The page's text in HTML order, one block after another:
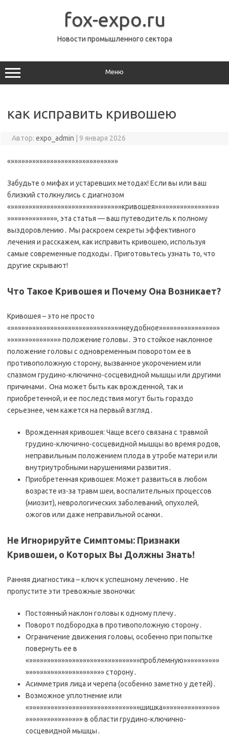
fox-expo.ru
Новости промышленного сектора
Меню
как исправить кривошею
Автор: expo_admin 9 января 2026
«»»»»»»»»»»»»»»»»»»»»»»»»»»»»»»
Забудьте о мифах и устаревших методах! Если вы или ваш
близкий столкнулись с диагнозом
«»»»»»»»»»»»»»»»»»»»»»»»»»»»»»»»кривошея»»»»»»»»»»»»»»»»»»
»»»»»»»»»»»»»», эта статья — ваш путеводитель к полному
выздоровлению․ Мы раскроем секреты эффективного
лечения и расскажем, как исправить кривошею, используя
самые современные подходы․ Приготовьтесь узнать то, что
другие скрывают!
Что Такое Кривошея и Почему Она Возникает?
Кривошея – это не просто
«»»»»»»»»»»»»»»»»»»»»»»»»»»»»»»»неудобное»»»»»»»»»»»»»»»»»
»»»»»»»»»»»»»»» положение головы․ Это стойкое наклонное
положение головы с одновременным поворотом ее в
противоположную сторону, вызванное укорочением или
спазмом грудино-ключично-сосцевидной мышцы или другими
причинами․ Она может быть как врожденной, так и
приобретенной, и ее последствия могут быть гораздо
серьезнее, чем кажется на первый взгляд․
Врожденная кривошея: Чаще всего связана с травмой
грудино-ключично-сосцевидной мышцы во время родов,
неправильным положением плода в утробе матери или
внутриутробными нарушениями развития․
Приобретенная кривошея: Может развиться в любом
возрасте из-за травм шеи, воспалительных процессов
(миозит), неврологических заболеваний, опухолей,
ожогов или даже неправильной осанки․
Не Игнорируйте Симптомы: Признаки
Кривошеи, о Которых Вы Должны Знать!
Ранняя диагностика – ключ к успешному лечению․ Не
пропустите эти тревожные звоночки:
Постоянный наклон головы к одному плечу․
Поворот подбородка в противоположную сторону․
Ограничение движения головы, особенно при попытке
повернуть ее в
«»»»»»»»»»»»»»»»»»»»»»»»»»»»»»»»проблемную»»»»»»»»»»
»»»»»»»»»»»»»»»»»»»»»» сторону․
Асимметрия лица и черепа (особенно заметно у детей)․
Возможное уплотнение или
«»»»»»»»»»»»»»»»»»»»»»»»»»»»»»»»шишка»»»»»»»»»»»»»»»»
»»»»»»»»»»»»»»»» в области грудино-ключично-
сосцевидной мышцы․